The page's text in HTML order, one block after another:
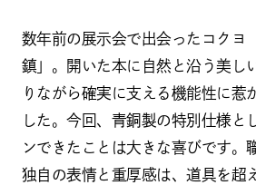
数年前の展示会で出会ったコクヨ
鎮」。開いた本に自然と沿う美し
りながら確実に支える機能性に惹
した。今回、青銅製の特別仕様と
ンできたことは大きな喜びです。
独自の表情と重厚感は、道具を超